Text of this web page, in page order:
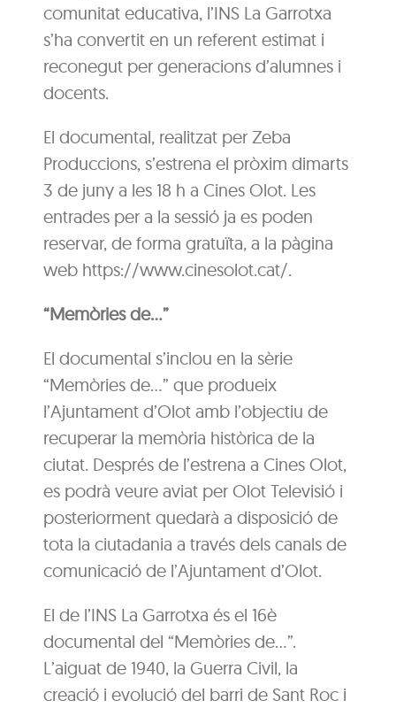
comunitat educativa, l’INS La Garrotxa
s’ha convertit en un referent estimat i
reconegut per generacions d’alumnes i
docents.
El documental, realitzat per Zeba
Produccions, s’estrena el pròxim dimarts
3 de juny a les 18 h a Cines Olot. Les
entrades per a la sessió ja es poden
reservar, de forma gratuïta, a la pàgina
web https://www.cinesolot.cat/.
“Memòries de…”
El documental s’inclou en la sèrie
“Memòries de…” que produeix
l’Ajuntament d’Olot amb l’objectiu de
recuperar la memòria històrica de la
ciutat. Després de l’estrena a Cines Olot,
es podrà veure aviat per Olot Televisió i
posteriorment quedarà a disposició de
tota la ciutadania a través dels canals de
comunicació de l’Ajuntament d’Olot.
El de l’INS La Garrotxa és el 16è
documental del “Memòries de…”.
L’aiguat de 1940, la Guerra Civil, la
creació i evolució del barri de Sant Roc i